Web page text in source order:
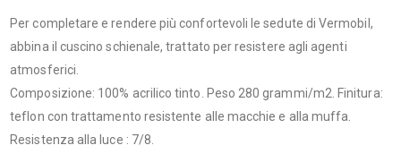
Per completare e rendere più confortevoli le sedute di Vermobil,
abbina il cuscino schienale, trattato per resistere agli agenti
atmosferici.
Composizione: 100% acrilico tinto. Peso 280 grammi/m2. Finitura:
teflon con trattamento resistente alle macchie e alla muffa.
Resistenza alla luce : 7/8.